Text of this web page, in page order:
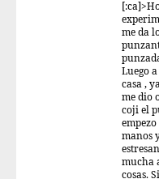
me da
Luego
casa ,
me dio
coji el
manos
mucha
cosas.